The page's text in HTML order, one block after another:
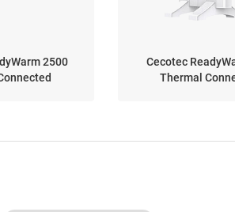
2500
Cecotec
Thermal